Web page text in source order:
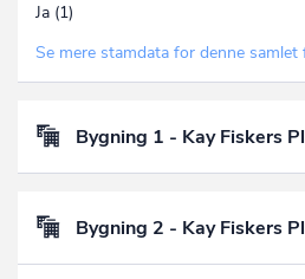
Ja (1)
Se mere stamdata for denne samlet
Bygning 1 - Kay Fiskers
Bygning 2 - Kay Fiskers